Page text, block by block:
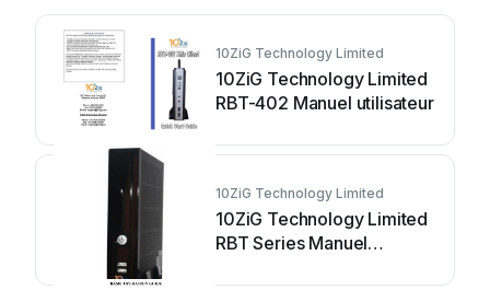
10ZiG Technology Limited
10ZiG Technology Limited
RBT-402 Manuel utilisateur
10ZiG Technology Limited
10ZiG Technology Limited
RBT Series Manuel